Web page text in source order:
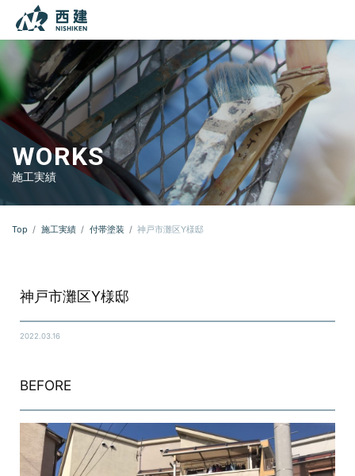
本文までスキップする
WORKS
施工実績
Top 施工実績 付帯塗装 神戸市灘区Y様邸
神戸市灘区Y様邸
2022.03.16
BEFORE